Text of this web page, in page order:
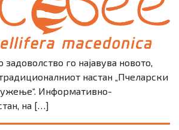
го најавува новото,
настан „Пчеларски
Информативно-
на […]